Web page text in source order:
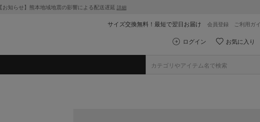
【お知らせ】熊本地域地震の影響による配送遅延 詳細
サイズ交換無料！最短で翌日お届け 会員登録 ご利用ガ
ログイン お気に入り